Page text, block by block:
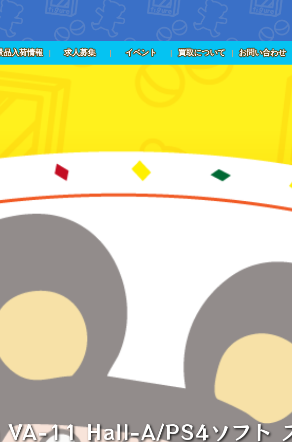
品入荷情報 求人募集 イベント 買取について お問い合わせ
11 Hall-A/PS4ソフト